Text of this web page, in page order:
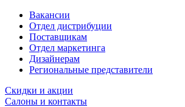
Вакансии
Отдел дистрибуции
Поставщикам
Отдел маркетинга
Дизайнерам
Региональные представители
Скидки и акции
Салоны и контакты